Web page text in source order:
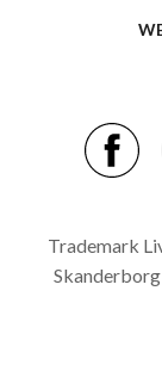
Trademark